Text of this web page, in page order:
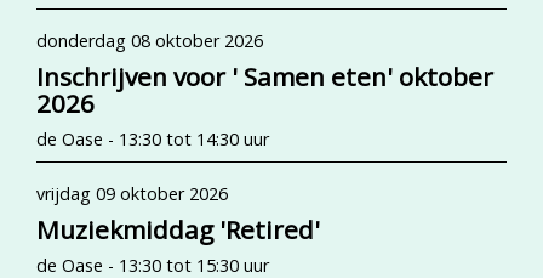
donderdag 08 oktober 2026
Inschrijven voor ' Samen eten' oktober
2026
de Oase - 13:30 tot 14:30 uur
vrijdag 09 oktober 2026
Muziekmiddag 'Retired'
de Oase - 13:30 tot 15:30 uur